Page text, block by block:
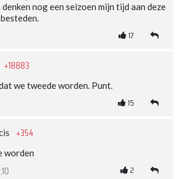
nog een seizoen mijn tijd aan deze
17
+18883
we tweede worden. Punt.
15
+354
worden
2